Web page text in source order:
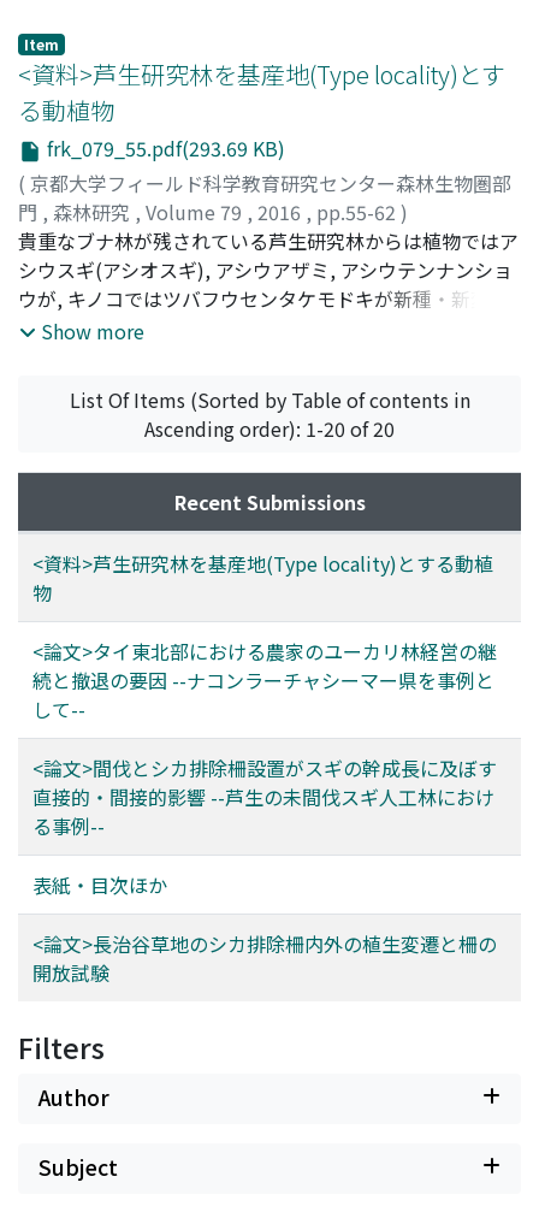
があり, これを指標とすることで, 硬度よりも客観的で, ま
た電気抵抗測定よりも広範囲で炭化率を推定できることが
示唆された. また木炭の断面空隙率が燃焼速度や時間と相
関することが明らかになった. さらに木炭中を伝わる弾性
波の周波数スペクトルの特徴から空隙の程度やさらには燃
焼速度を推定できる可能性が示唆された. 本研究から, 木炭
を軽く打撃し弾性波を発生および伝搬させ, その伝搬速度
や周波数スペクトルを測定することで炭化率と燃焼速度を
一度に推定できると考えられる.
Item
<資料>芦生研究林を基産地(Type locality)とす
る動植物
frk_079_55.pdf(293.69 KB)
( 京都大学フィールド科学教育研究センター森林生物圏部
門 , 森林研究 , Volume 79 , 2016 , pp.55-62 )
渡辺, 弘之;WATANABE, Hiroyuki;ワタナベ, ヒロユキ
貴重なブナ林が残されている芦生研究林からは植物ではア
シウスギ(アシオスギ), アシウアザミ, アシウテンナンショ
ウが, キノコではツバフウセンタケモドキが新種・新変種
として記載され, 動物ではクモ類16 種, 甲殻類等脚目2種,
種など合計で少なくとも, 58種もの新種が記載されてい
る．芦生からこのようにたくさんの新種が記載されている
ことは, 貴重な天然林が残されてきたこと, 研究者による調
査が行われてきたことによるが, このことによっても, 芦生
研究林の自然研究の場としての価値はさらに上がる
Show more
List Of Items (Sorted by Table of contents in
Ascending order): 1-20 of 20
Recent Submissions
<資料>芦生研究林を基産地(Type locality)とする動植
物
<論文>タイ東北部における農家のユーカリ林経営の継
続と撤退の要因 --ナコンラーチャシーマー県を事例と
して--
<論文>間伐とシカ排除柵設置がスギの幹成長に及ぼす
直接的・間接的影響 --芦生の未間伐スギ人工林におけ
る事例--
表紙・目次ほか
<論文>長治谷草地のシカ排除柵内外の植生変遷と柵の
開放試験
Filters
Author
Subject